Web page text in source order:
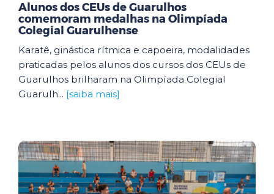
Alunos dos CEUs de Guarulhos
comemoram medalhas na Olimpíada
Colegial Guarulhense
Karatê, ginástica rítmica e capoeira, modalidades
praticadas pelos alunos dos cursos dos CEUs de
Guarulhos brilharam na Olimpíada Colegial
Guarulh... [saiba mais]